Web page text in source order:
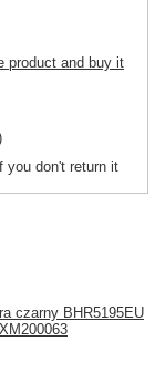
product and buy it
you don't return it
czarny BHR5195EU